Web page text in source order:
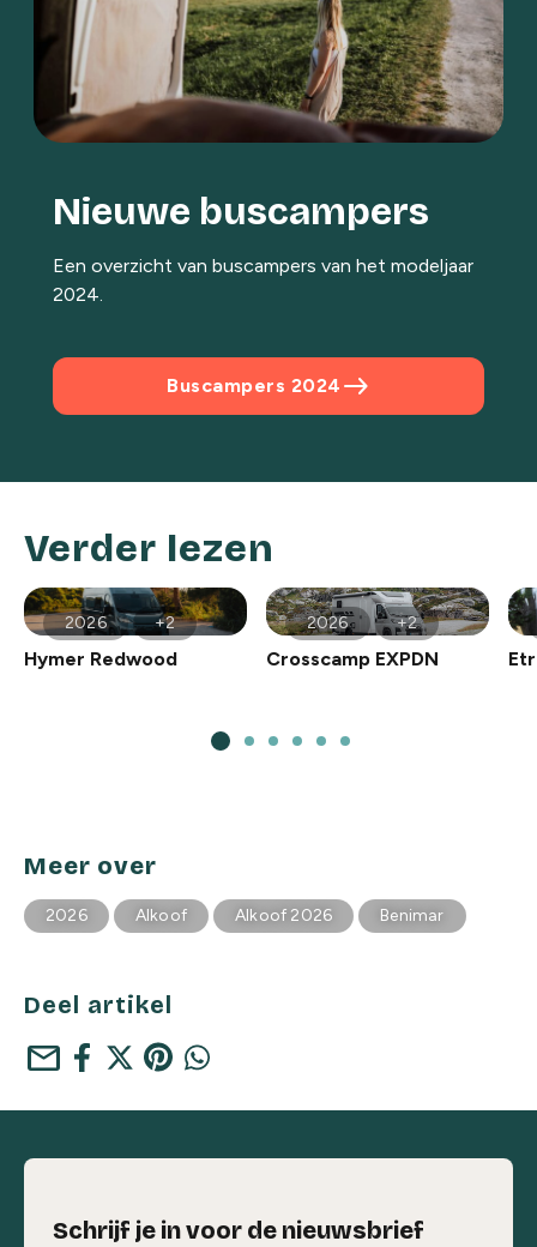
Nieuwe buscampers
Een overzicht van buscampers van het modeljaar
2024.
east
Buscampers 2024
Verder lezen
2026 +2
Hymer Redwood
2026 +2
Crosscamp EXPDN
Meer over
2026 Alkoof Alkoof 2026 Benimar
Deel artikel
mail
Schrijf je in voor de nieuwsbrief